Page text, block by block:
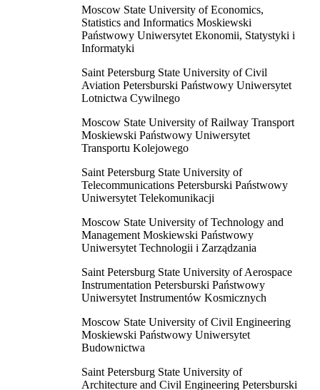
Moscow State University of Economics,
Statistics and Informatics Moskiewski
Państwowy Uniwersytet Ekonomii, Statystyki i
Informatyki
Saint Petersburg State University of Civil
Aviation Petersburski Państwowy Uniwersytet
Lotnictwa Cywilnego
Moscow State University of Railway Transport
Moskiewski Państwowy Uniwersytet
Transportu Kolejowego
Saint Petersburg State University of
Telecommunications Petersburski Państwowy
Uniwersytet Telekomunikacji
Moscow State University of Technology and
Management Moskiewski Państwowy
Uniwersytet Technologii i Zarządzania
Saint Petersburg State University of Aerospace
Instrumentation Petersburski Państwowy
Uniwersytet Instrumentów Kosmicznych
Moscow State University of Civil Engineering
Moskiewski Państwowy Uniwersytet
Budownictwa
Saint Petersburg State University of
Architecture and Civil Engineering Petersburski